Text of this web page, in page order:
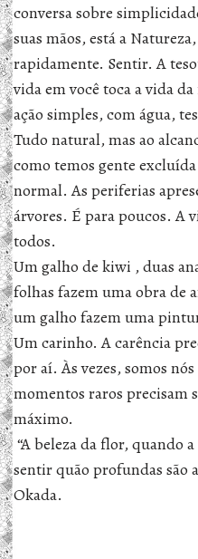
conversa sobre
suas mãos, está a
rapidamente. Sentir. A
vida em você toca a vida
ação simples, com água,
Tudo natural, mas ao
como temos gente
normal. As periferias
árvores. É para poucos. A
todos.
Um galho de kiwi , duas
folhas fazem uma obra de
um galho fazem uma
Um carinho. A carência
por aí. Às vezes, somos
momentos raros precisam
máximo.
“A beleza da flor, quando
sentir quão profundas são
Okada.